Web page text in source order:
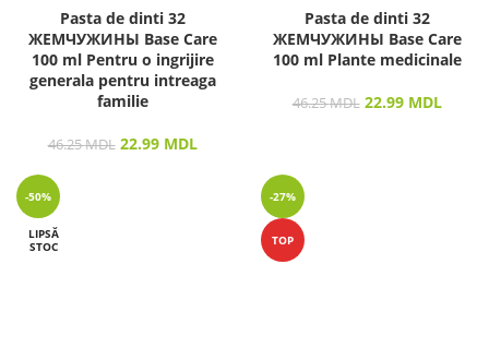
Pasta de dinti 32
ЖЕМЧУЖИНЫ Base Care
100 ml Pentru o ingrijire
generala pentru intreaga
familie
46.25MDL 22.99 MDL
Pasta de dinti 32
ЖЕМЧУЖИНЫ Base Care
100 ml Plante medicinale
46.25MDL 22.99 MDL
-50%
LIPSĂ
STOC
-27%
TOP